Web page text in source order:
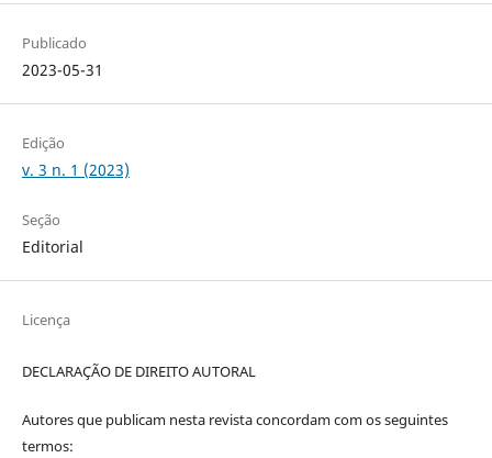
Publicado
2023-05-31
Edição
v. 3 n. 1 (2023)
Seção
Editorial
Licença
DECLARAÇÃO DE DIREITO AUTORAL
Autores que publicam nesta revista concordam com os seguintes
termos: